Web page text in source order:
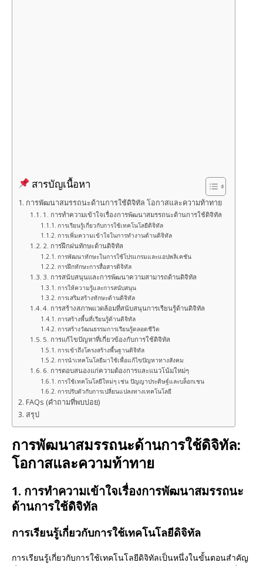
สารบัญเนื้อหา
การพัฒนาสมรรถนะด้านการใช้ดิจิทัล โอกาสและความท้าทาย
1. การทำความเข้าใจเรื่องการพัฒนาสมรรถนะด้านการใช้ดิจิทัล
การเรียนรู้เกี่ยวกับการใช้เทคโนโลยีดิจิทัล
การเพิ่มความเข้าใจในการทำงานด้านดิจิทัล
2. การฝึกฝนทักษะด้านดิจิทัล
การพัฒนาทักษะในการใช้โปรแกรมและแอปพลิเคชัน
การฝึกทักษะการสื่อสารดิจิทัล
3. การสนับสนุนและการพัฒนาความสามารถด้านดิจิทัล
การให้ความรู้และการสนับสนุน
การเสริมสร้างทักษะด้านดิจิทัล
4. การสร้างสภาพแวดล้อมที่สนับสนุนการเรียนรู้ด้านดิจิทัล
การสร้างพื้นที่เรียนรู้ด้านดิจิทัล
การสร้างวัฒนธรรมการเรียนรู้ตลอดชีวิต
5. การแก้ไขปัญหาที่เกี่ยวข้องกับการใช้ดิจิทัล
การเข้าถึงโครงสร้างพื้นฐานดิจิทัล
การนำเทคโนโลยีมาใช้เพื่อแก้ไขปัญหาทางสังคม
6. การตอบสนองแก่ความต้องการและแนวโน้มใหม่ๆ
การใช้เทคโนโลยีใหม่ๆ เช่น ปัญญาประดิษฐ์และบล็อกเชน
การปรับตัวกับการเปลี่ยนแปลงทางเทคโนโลยี
FAQs (คำถามที่พบบ่อย)
สรุป
การพัฒนาสมรรถนะด้านการใช้ดิจิทัล:
โอกาสและความท้าทาย
1. การทำความเข้าใจเรื่องการพัฒนาสมรรถนะ
ด้านการใช้ดิจิทัล
การเรียนรู้เกี่ยวกับการใช้เทคโนโลยีดิจิทัล
การเรียนรู้เกี่ยวกับการใช้เทคโนโลยีดิจิทัลเป็นหนึ่งในขั้นตอนสำคัญ